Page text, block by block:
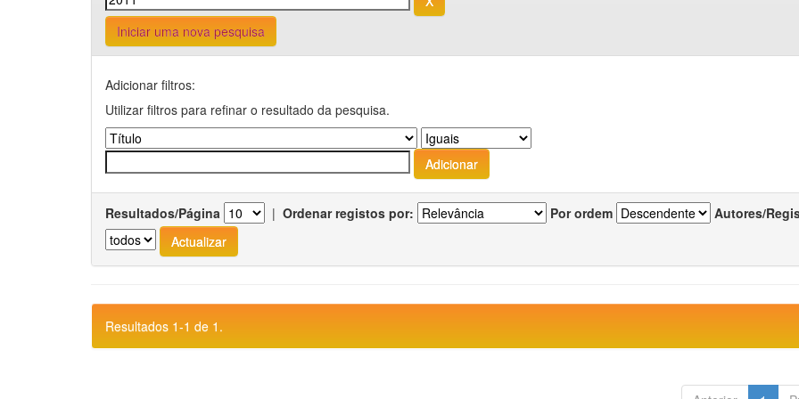
Iniciar uma nova pesquisa
Adicionar filtros:
Utilizar filtros para refinar o resultado da pesquisa.
Resultados/Página | Ordenar registos por: Por ordem Autores/
Resultados 1-1 de 1.